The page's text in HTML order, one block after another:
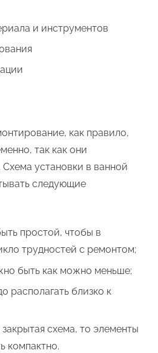
и инструментов
как правило,
так как они
установки в ванной
следующие
простой, чтобы в
трудностей с ремонтом;
быть как можно меньше;
располагать близко к
схема, то элементы
компактно.